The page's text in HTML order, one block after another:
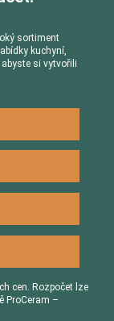
sortiment
kuchyní,
si vytvořili
cen. Rozpočet lze
ProCeram –